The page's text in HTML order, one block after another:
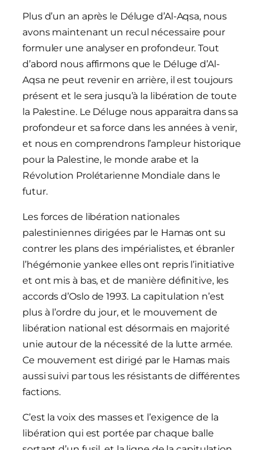
Plus d’un an après le Déluge d’Al-Aqsa, nous
avons maintenant un recul nécessaire pour
formuler une analyser en profondeur. Tout
d’abord nous affirmons que le Déluge d’Al-
Aqsa ne peut revenir en arrière, il est toujours
présent et le sera jusqu’à la libération de toute
la Palestine. Le Déluge nous apparaitra dans sa
profondeur et sa force dans les années à venir,
et nous en comprendrons l’ampleur historique
pour la Palestine, le monde arabe et la
Révolution Prolétarienne Mondiale dans le
futur.
Les forces de libération nationales
palestiniennes dirigées par le Hamas ont su
contrer les plans des impérialistes, et ébranler
l’hégémonie yankee elles ont repris l’initiative
et ont mis à bas, et de manière définitive, les
accords d’Oslo de 1993. La capitulation n’est
plus à l’ordre du jour, et le mouvement de
libération national est désormais en majorité
unie autour de la nécessité de la lutte armée.
Ce mouvement est dirigé par le Hamas mais
aussi suivi par tous les résistants de différentes
factions.
C’est la voix des masses et l’exigence de la
libération qui est portée par chaque balle